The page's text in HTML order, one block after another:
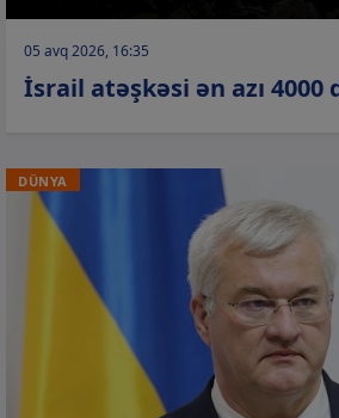
05 avq 2026, 16:35
İsrail atəşkəsi ən azı 4000
DÜNYA